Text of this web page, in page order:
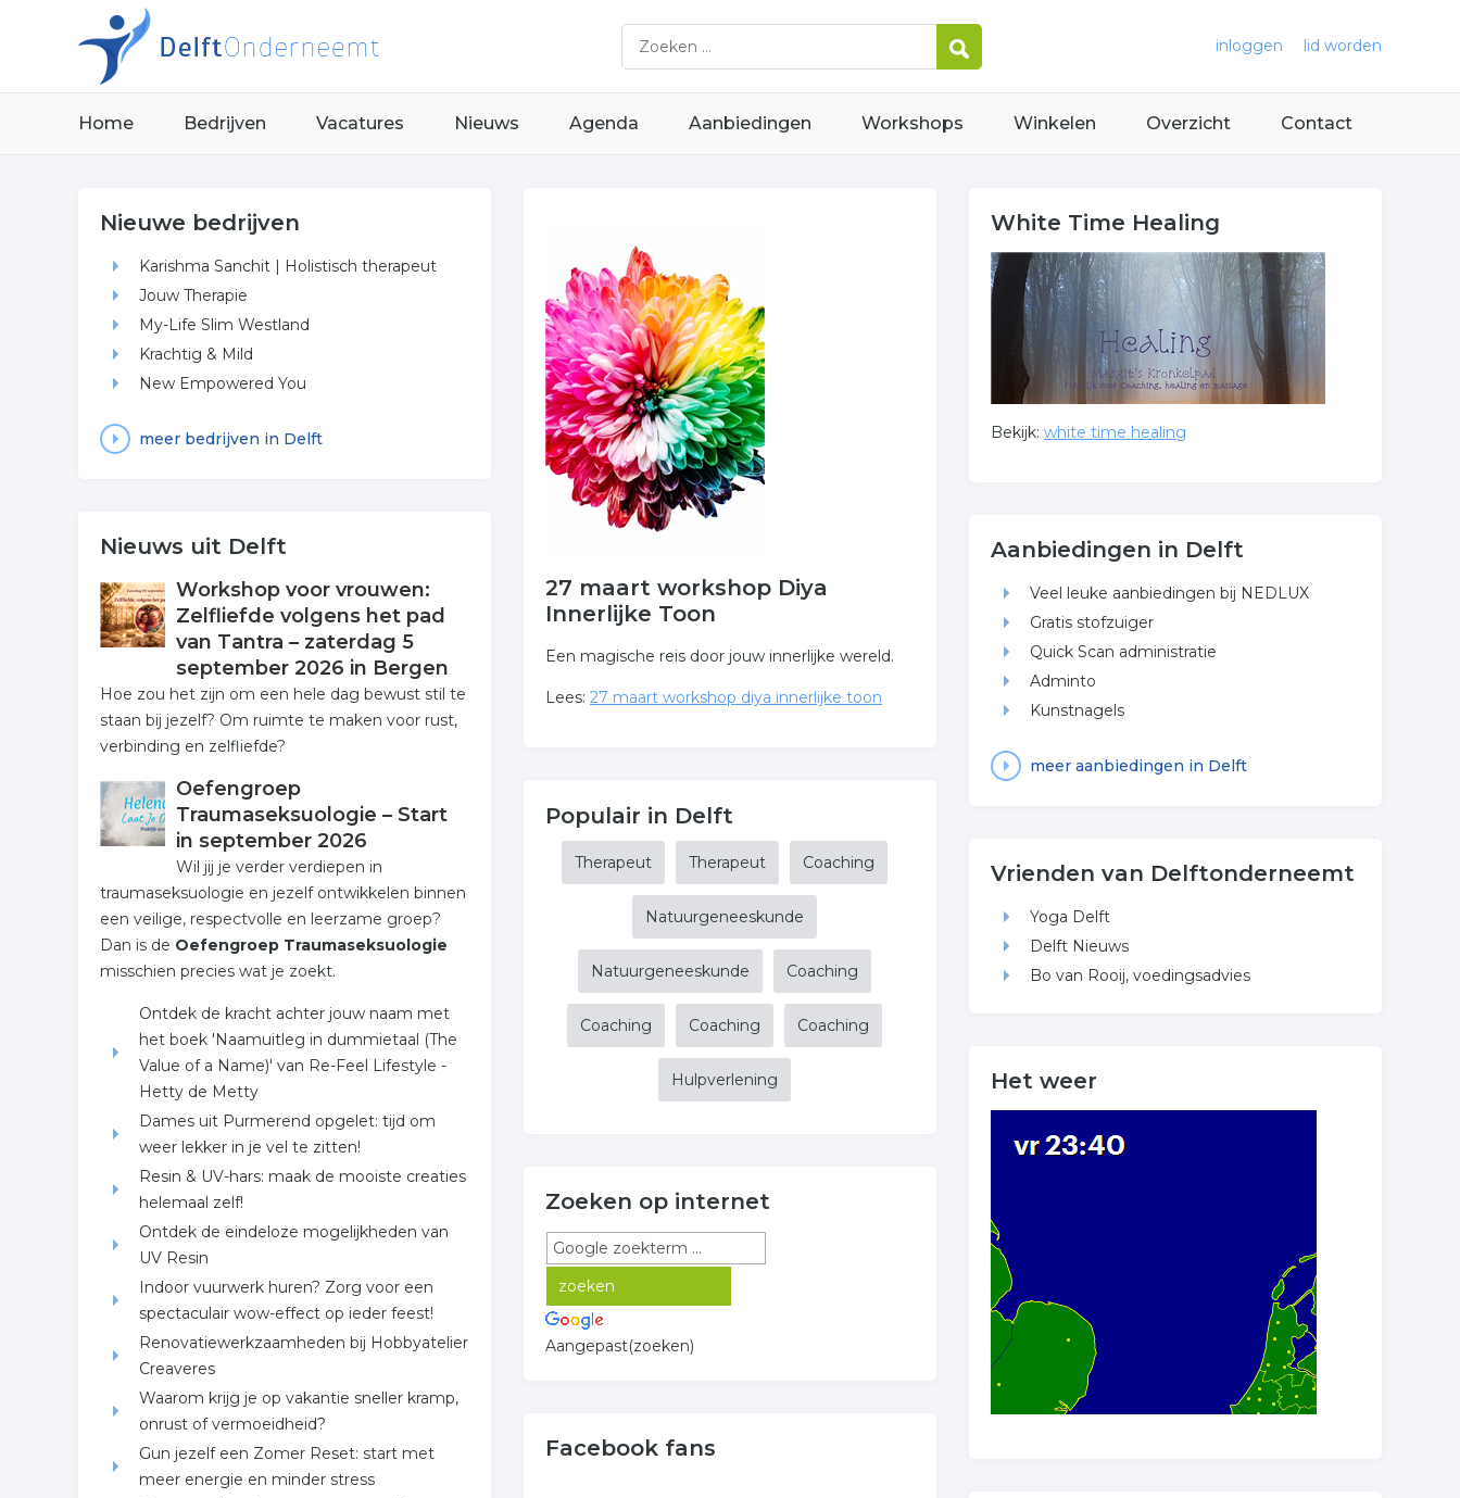
inloggen lid worden
Home Bedrijven Vacatures Nieuws Agenda Aanbiedingen Workshops Winkelen Overzicht Contact
Nieuwe bedrijven
Karishma Sanchit | Holistisch therapeut
Jouw Therapie
My-Life Slim Westland
Krachtig & Mild
New Empowered You
meer bedrijven in Delft
Nieuws uit Delft
Workshop voor vrouwen:
Zelfliefde volgens het pad
van Tantra – zaterdag 5
september 2026 in Bergen
Hoe zou het zijn om een hele dag bewust stil te
staan bij jezelf? Om ruimte te maken voor rust,
verbinding en zelfliefde?
Oefengroep
Traumaseksuologie – Start
in september 2026
Wil jij je verder verdiepen in
traumaseksuologie en jezelf ontwikkelen binnen
een veilige, respectvolle en leerzame groep?
Dan is de Oefengroep Traumaseksuologie
misschien precies wat je zoekt.
Ontdek de kracht achter jouw naam met
het boek 'Naamuitleg in dummietaal (The
Value of a Name)' van Re-Feel Lifestyle -
Hetty de Metty
Dames uit Purmerend opgelet: tijd om
weer lekker in je vel te zitten!
Resin & UV-hars: maak de mooiste creaties
helemaal zelf!
Ontdek de eindeloze mogelijkheden van
UV Resin
Indoor vuurwerk huren? Zorg voor een
spectaculair wow-effect op ieder feest!
Renovatiewerkzaamheden bij Hobbyatelier
Creaveres
Waarom krijg je op vakantie sneller kramp,
onrust of vermoeidheid?
Gun jezelf een Zomer Reset: start met
meer energie en minder stress
27 maart workshop Diya
Innerlijke Toon
Een magische reis door jouw innerlijke wereld.
Lees: 27 maart workshop diya innerlijke toon
Populair in Delft
Therapeut Therapeut Coaching
Natuurgeneeskunde
Natuurgeneeskunde Coaching
Coaching Coaching Coaching
Hulpverlening
Zoeken op internet
Aangepast(zoeken)
Facebook fans
White Time Healing
Bekijk: white time healing
Aanbiedingen in Delft
Veel leuke aanbiedingen bij NEDLUX
Gratis stofzuiger
Quick Scan administratie
Adminto
Kunstnagels
meer aanbiedingen in Delft
Vrienden van Delftonderneemt
Yoga Delft
Delft Nieuws
Bo van Rooij, voedingsadvies
Het weer